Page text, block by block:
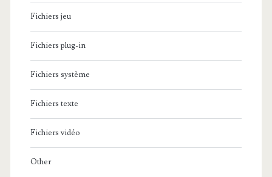
Fichiers jeu
Fichiers plug-in
Fichiers système
Fichiers texte
Fichiers vidéo
Other